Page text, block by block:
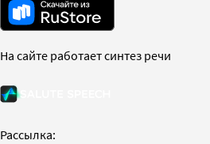
На сайте работает синтез речи
Рассылка: